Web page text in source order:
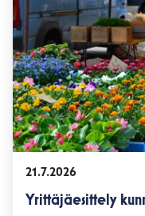
21.7.2026